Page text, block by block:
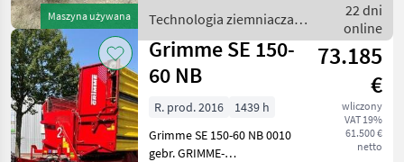
Maszyna używana
Druckluftbremse, Gezogen,
Lenk
Technologia ziemniaczana
/ Grimme
22 dni
online
Grimme SE 150-
60 NB
73.185
€
wliczony
VAT 19%
61.500 €
netto
R. prod. 2016
1439 h
Grimme SE 150-60 NB 0010
gebr. GRIMME-